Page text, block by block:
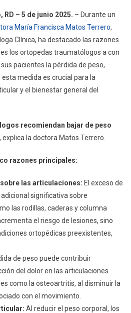
Terrero
RD – 5 de junio 2025. – Durante un
María Francisca Matos Terrero,
Clínica, ha destacado las razones
los ortopedas traumatólogos a con
pacientes la pérdida de peso,
medida es crucial para la
y el bienestar general del
recomiendan bajar de peso
, explica la doctora Matos Terrero.
razones principales:
las articulaciones: El exceso de
significativa sobre
las rodillas, caderas y columna
el riesgo de lesiones, sino
ortopédicas preexistentes,
de peso puede contribuir
del dolor en las articulaciones
como la osteoartritis, al disminuir la
con el movimiento.
Al reducir el peso corporal, los